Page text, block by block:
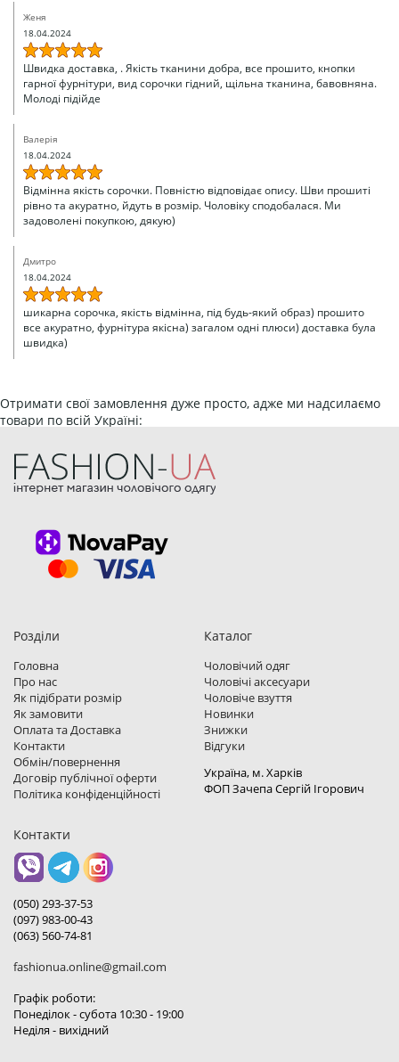
Женя
18.04.2024
Швидка доставка, . Якість тканини добра, все прошито, кнопки
гарної фурнітури, вид сорочки гідний, щільна тканина, бавовняна.
Молоді підійде
Валерія
18.04.2024
Відмінна якість сорочки. Повністю відповідає опису. Шви прошиті
рівно та акуратно, йдуть в розмір. Чоловіку сподобалася. Ми
задоволені покупкою, дякую)
Дмитро
18.04.2024
шикарна сорочка, якість відмінна, під будь-який образ) прошито
все акуратно, фурнітура якісна) загалом одні плюси) доставка була
швидка)
Отримати свої замовлення дуже просто, адже ми надсилаємо
товари по всій Україні:
Миколаїв, Вінниця, Херсон, Полтава, Чернігів, Черкаси,
Чернівці, Суми, Житомир, Кропивницький, Хмельницький,
Бровари, Бориспіль, Кременчук та інші міста
Розділи
Головна
Про нас
Як підібрати розмір
Як замовити
Оплата та Доставка
Контакти
Обмін/повернення
Договір публічної оферти
Політика конфіденційності
Каталог
Чоловічий одяг
Чоловічі аксесуари
Чоловіче взуття
Новинки
Знижки
Відгуки
Україна, м. Харкiв
ФОП Зачепа Сергій Ігорович
Контакти
(050) 293-37-53
(097) 983-00-43
(063) 560-74-81
fashionua.online@gmail.com
Графік роботи:
Понеділок - субота 10:30 - 19:00
Неділя - вихідний